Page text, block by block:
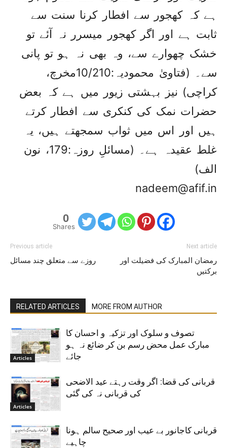
ہے کہ کھجور سے افطار کرنا سنت سے
ثابت ہے اور اگر کھجور میسرر نہ آئے تو
خشک چھوارے سے، وہ بھی نہ ہو تو پانی
سے۔ (فتاویٰ محمودیہ:10/210مخرچ،
کراچی) نیز بہشتی زیور میں ہے کہ بعض
حضرات نمک کی کنکری سے افطار کرتے
ہیں اور اس میں ثواب سمجھتے ہیں، یہ
غلط عقیدہ ہے۔ (مسائلِ روزہ:179، نون
الف)
nadeem@afif.in
0
Shares
Previous article
روزے سے متعلق چند مسائل
Next article
رمضان المبارک کی فضیلت اور
برکتیں
RELATED ARTICLES MORE FROM AUTHOR
Articles
تصوف و سلوک اور تزکیہ و احسان کا
مبارک عمل محض رسم بن کر ضائع نہ ہو
جائے
Articles
قربانی کی قضا: اگر وقت رہتے عید الاضحی
کی قربانی نہ کی گئی
قربانی کاجانور بے عیب اور صحیح سالم ہونا
چاہیے